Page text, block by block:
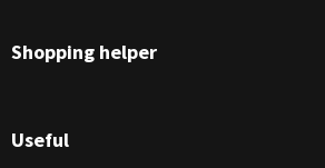
Shopping helper
Useful